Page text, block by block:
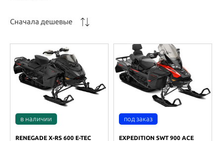
Сначала дешевые
RENEGADE X-RS 600 E-TEC
EXPEDITION SWT 900 ACE